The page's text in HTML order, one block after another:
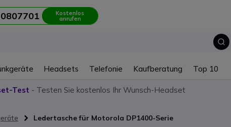
Kostenlos
anrufen
Headsets Telefonie Kaufberatung Top 10
Test - Testen Sie kostenlos Ihr Wunsch-Headset
Ledertasche für Motorola DP1400-Serie